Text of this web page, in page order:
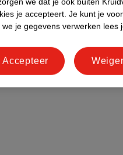
je accepteert. Je kunt je
we je gegevens verwerken lees
Accepteer